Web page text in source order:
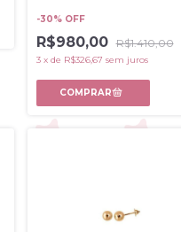
-30% OFF
R$980,00 R$1.410,00
3 x de R$326,67 sem juros